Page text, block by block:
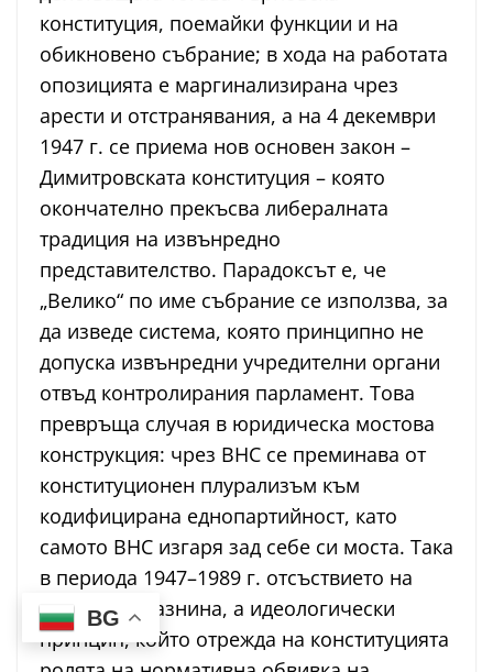
конституция, поемайки функции и на
обикновено събрание; в хода на работата
опозицията е маргинализирана чрез
арести и отстранявания, а на 4 декември
1947 г. се приема нов основен закон –
Димитровската конституция – която
окончателно прекъсва либералната
традиция на извънредно
представителство. Парадоксът е, че
„Велико“ по име събрание се използва, за
да изведе система, която принципно не
допуска извънредни учредителни органи
отвъд контролирания парламент. Това
превръща случая в юридическа мостова
конструкция: чрез ВНС се преминава от
конституционен плурализъм към
кодифицирана еднопартийност, като
самото ВНС изгаря зад себе си моста. Така
в периода 1947–1989 г. отсъствието на
ВНС не е празнина, а идеологически
принцип, който отрежда на конституцията
BG